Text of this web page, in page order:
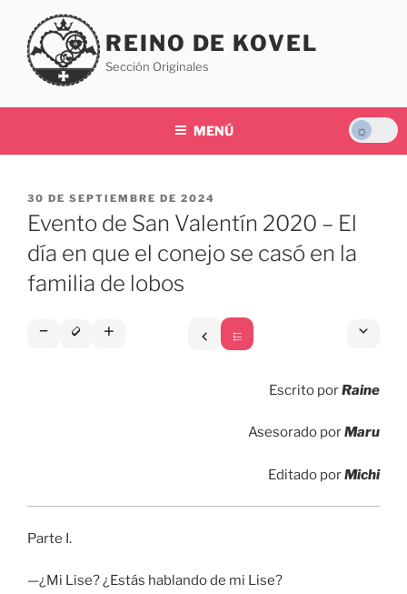
contenido
REINO DE KOVEL
Sección Originales
MENÚ
PUBLICADO
EL
30 DE SEPTIEMBRE DE 2024
Evento de San Valentín 2020 – El
día en que el conejo se casó en la
familia de lobos
Escrito porRaine
Asesorado porMaru
Editado porMichi
Parte I.
—¿Mi Lise? ¿Estás hablando de mi Lise?